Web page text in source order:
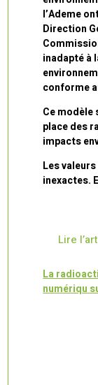
l’Ademe
Direction
inadapté à
conforme
Ce
place des
impacts
Les
inexactes.
Lire
La
numériqu